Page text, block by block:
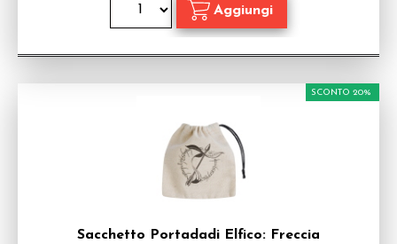
Sacchetto Portadadi Elfico: Freccia
SCONTO 20%